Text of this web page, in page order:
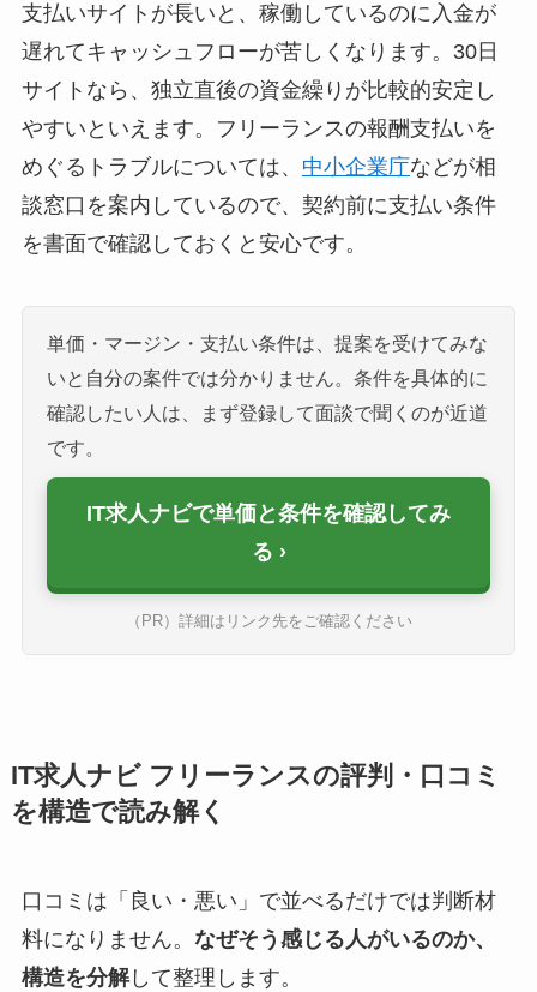
支払いサイトが長いと、稼働しているのに入金が
遅れてキャッシュフローが苦しくなります。30日
サイトなら、独立直後の資金繰りが比較的安定し
やすいといえます。フリーランスの報酬支払いを
めぐるトラブルについては、 中小企業庁などが相
談窓口を案内しているので、契約前に支払い条件
を書面で確認しておくと安心です。
単価・マージン・支払い条件は、提案を受けてみな
いと自分の案件では分かりません。条件を具体的に
確認したい人は、まず登録して面談で聞くのが近道
です。
IT求人ナビで単価と条件を確認してみ
る
（PR）詳細はリンク先をご確認ください
IT求人ナビ フリーランスの評判・口コミ
を構造で読み解く
口コミは「良い・悪い」で並べるだけでは判断材
料になりません。 なぜそう感じる人がいるのか、
構造を分解して整理します。